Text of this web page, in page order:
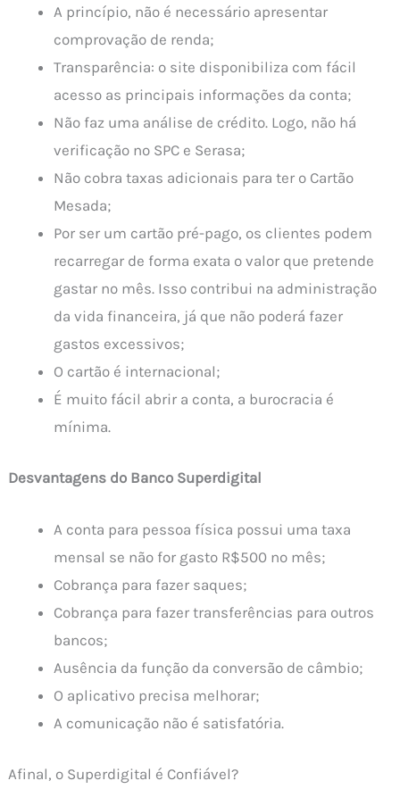
A princípio, não é necessário apresentar
comprovação de renda;
Transparência: o site disponibiliza com fácil
acesso as principais informações da conta;
Não faz uma análise de crédito. Logo, não há
verificação no SPC e Serasa;
Não cobra taxas adicionais para ter o Cartão
Mesada;
Por ser um cartão pré-pago, os clientes podem
recarregar de forma exata o valor que pretende
gastar no mês. Isso contribui na administração
da vida financeira, já que não poderá fazer
gastos excessivos;
O cartão é internacional;
É muito fácil abrir a conta, a burocracia é
mínima.
Desvantagens do Banco Superdigital
A conta para pessoa física possui uma taxa
mensal se não for gasto R$500 no mês;
Cobrança para fazer saques;
Cobrança para fazer transferências para outros
bancos;
Ausência da função da conversão de câmbio;
O aplicativo precisa melhorar;
A comunicação não é satisfatória.
Afinal, o Superdigital é Confiável?